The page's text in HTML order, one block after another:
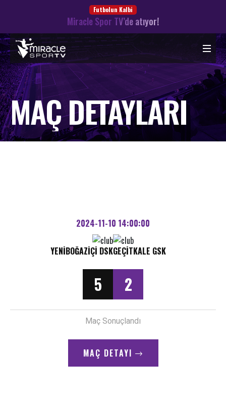
Futbolun Kalbi
Miracle Spor TV’de atıyor!
MAÇ DETAYLARI
2024-11-10 14:00:00
YENIBOĞAZIÇI DSK
5 2
GEÇITKALE GSK
Maç Sonuçlandı
MAÇ DETAYI